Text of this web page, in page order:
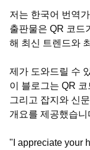
저는 한국어 번역
출판물은 QR 코드
해 최신 트렌드와
제가 도와드릴 수
이 블로그는 QR
그리고 잡지와 신
개요를 제공했습니
"I appreciate your